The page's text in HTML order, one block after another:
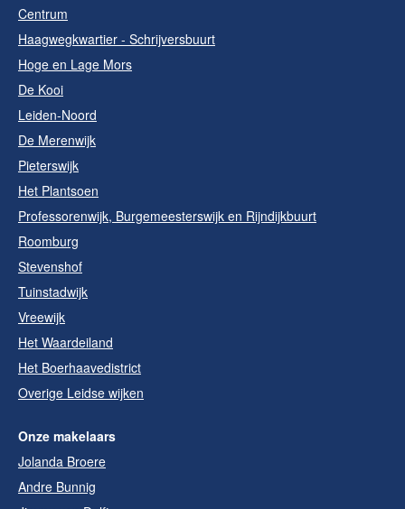
Centrum
Haagwegkwartier - Schrijversbuurt
Hoge en Lage Mors
De Kooi
Leiden-Noord
De Merenwijk
Pieterswijk
Het Plantsoen
Professorenwijk, Burgemeesterswijk en Rijndijkbuurt
Roomburg
Stevenshof
Tuinstadwijk
Vreewijk
Het Waardeiland
Het Boerhaavedistrict
Overige Leidse wijken
Onze makelaars
Jolanda Broere
Andre Bunnig